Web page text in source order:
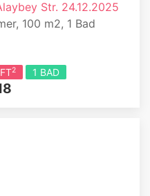
Str. 24.12.2025
100 m2, 1 Bad
2 1 BAD